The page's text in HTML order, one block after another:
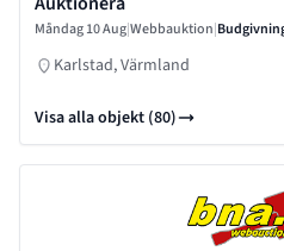
Måndag 10 Aug|Webbauktion|
Karlstad, Värmland
Visa alla objekt (80)